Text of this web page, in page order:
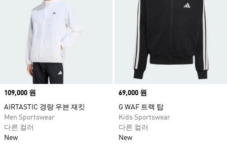
Price
109,000 원
AIRTASTIC 경량 우븐 재킷
Men Sportswear
다른 컬러
New
Price
69,000 원
G WAF 트랙 탑
Kids Sportswear
다른 컬러
New